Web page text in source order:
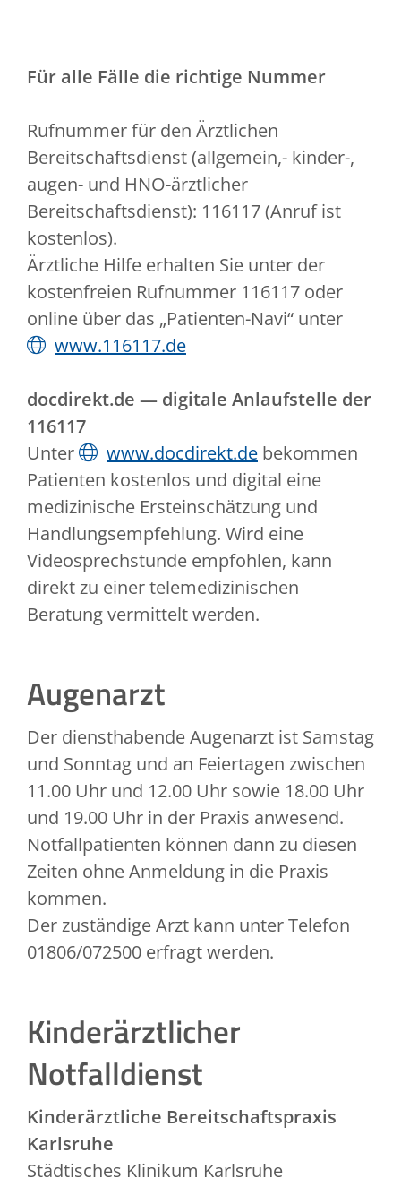
Für alle Fälle die richtige Nummer
Rufnummer für den Ärztlichen
Bereitschaftsdienst (allgemein,- kinder-,
augen- und HNO-ärztlicher
Bereitschaftsdienst): 116117 (Anruf ist
kostenlos).
Ärztliche Hilfe erhalten Sie unter der
kostenfreien Rufnummer 116117 oder
online über das „Patienten-Navi“ unter
www.116117.de
docdirekt.de — digitale Anlaufstelle der
116117
Unter
www.docdirekt.de bekommen
Patienten kostenlos und digital eine
medizinische Ersteinschätzung und
Handlungsempfehlung. Wird eine
Videosprechstunde empfohlen, kann
direkt zu einer telemedizinischen
Beratung vermittelt werden.
Augenarzt
Der diensthabende Augenarzt ist Samstag
und Sonntag und an Feiertagen zwischen
11.00 Uhr und 12.00 Uhr sowie 18.00 Uhr
und 19.00 Uhr in der Praxis anwesend.
Notfallpatienten können dann zu diesen
Zeiten ohne Anmeldung in die Praxis
kommen.
Der zuständige Arzt kann unter Telefon
01806/072500 erfragt werden.
Kinderärztlicher
Notfalldienst
Kinderärztliche Bereitschaftspraxis
Karlsruhe
Städtisches Klinikum Karlsruhe